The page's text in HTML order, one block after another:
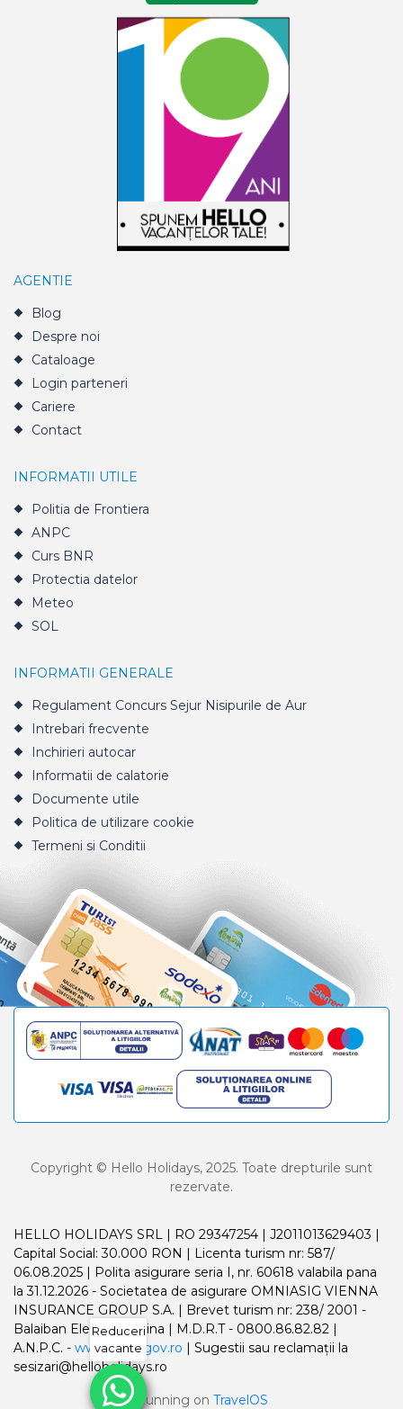
AGENTIE
Blog
Despre noi
Cataloage
Login parteneri
Cariere
Contact
INFORMATII UTILE
Politia de Frontiera
ANPC
Curs BNR
Protectia datelor
Meteo
SOL
INFORMATII GENERALE
Regulament Concurs Sejur Nisipurile de Aur
Intrebari frecvente
Inchirieri autocar
Informatii de calatorie
Documente utile
Politica de utilizare cookie
Termeni si Conditii
Copyright © Hello Holidays, 2025. Toate drepturile sunt
rezervate.
HELLO HOLIDAYS SRL | RO 29347254 | J2011013629403 |
Capital Social: 30.000 RON | Licenta turism nr: 587/
06.08.2025 | Polita asigurare seria I, nr. 60618 valabila pana
la 31.12.2026 - Societatea de asigurare OMNIASIG VIENNA
INSURANCE GROUP S.A. | Brevet turism nr: 238/ 2001 -
Balaiban Elena Madalina | M.D.R.T - 0800.86.82.82 |
A.N.P.C. - www.anpc.gov.ro | Sugestii sau reclamații la
sesizari@helloholidays.ro
Running on TravelOS
Reduceri
vacante